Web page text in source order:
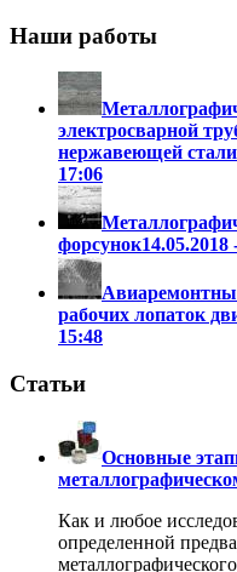
Наши работы
электросварной
нержавеющей
17:06
форсунок14.05.2018
рабочих лопаток
15:48
Статьи
Основные
Как и любое
определенной